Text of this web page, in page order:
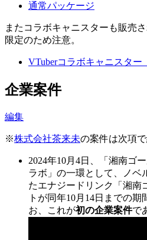
通常パッケージ
またコラボキャニスターも販売
限定のため注意。
VTuberコラボキャニスタ
企業案件
編集
※株式会社茶来未の案件は次項で
2024年10月4日、「湘南ゴ
ラボ」の一環として、ノベ
たエナジードリンク「湘南
トが同年10月14日までの
お、これが初の企業案件で